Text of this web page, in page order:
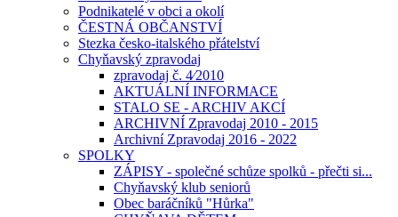
Podnikatelé v obci a okolí
ČESTNÁ OBČANSTVÍ
Stezka česko-italského přátelství
Chyňavský zpravodaj
zpravodaj č. 4⁄2010
AKTUÁLNÍ INFORMACE
STALO SE - ARCHIV AKCÍ
ARCHIVNÍ Zpravodaj 2010 - 2015
Archivní Zpravodaj 2016 - 2022
SPOLKY
ZÁPISY - společné schůze spolků - přečti si...
Chyňavský klub seniorů
Obec baráčníků "Hůrka"